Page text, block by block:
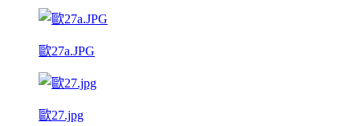
歐27a.JPG
歐27.jpg